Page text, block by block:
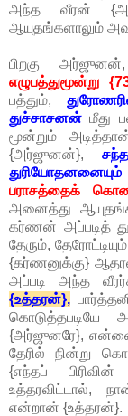
அந்த வீரன்
ஆயுதங்களாலும்
பிறகு
எழுபத்துமூன்று
பத்தும்,
துச்சாசனன் மீது
மூன்றும்
{அர்ஜுனன்},
துரியோதனனையும்
பராசத்தைக்
அனைத்து
கர்ணன் அப்படித்
தேரும்,
{கர்ணனுக்கு}
அப்படி அந்த
{உத்தரன்},
கொடுத்தபடியே
{அர்ஜுனரே},
தேரில் நின்று
{எந்தப்
உத்தரவிட்டால்,
என்றான் {உத்தரன்}.